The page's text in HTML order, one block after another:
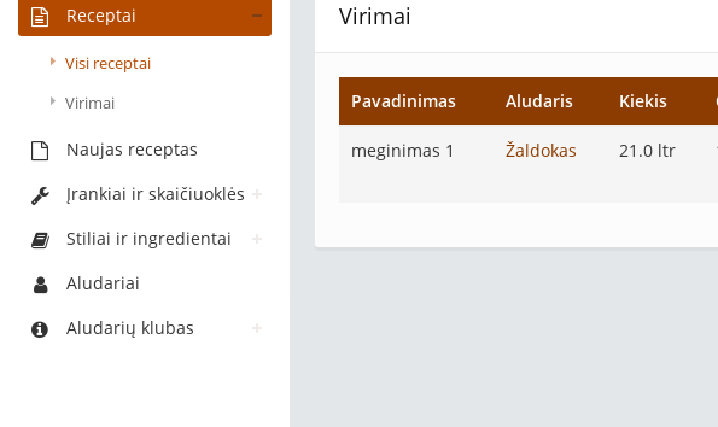
Receptai
Visi receptai
Virimai
Naujas receptas
Įrankiai ir skaičiuoklės
Stiliai ir ingredientai
Aludariai
Aludarių klubas
Virimai
Pavadinimas Aludaris Kiekis
meginimas 1 Žaldokas 21.0 ltr